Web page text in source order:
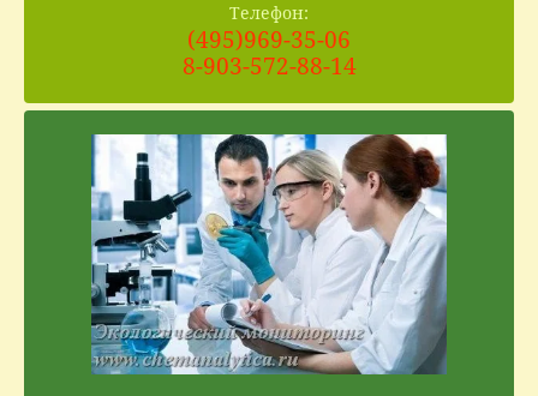
Телефон:
(495)969-35-06
8-903-572-88-14